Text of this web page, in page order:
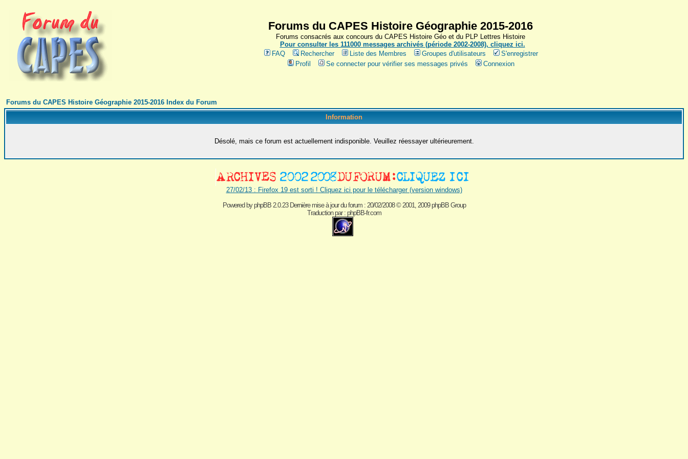
Forums du CAPES Histoire Géographie 2015-2016
Forums consacrés aux concours du CAPES Histoire Géo et du PLP Lettres Histoire
Pour consulter les 111000 messages archivés (période 2002-2008), cliquez ici.
FAQ
Rechercher Liste des Membres Groupes d'utilisateurs
S'enregistrer
Profil
Se connecter pour vérifier ses messages privés Connexion
Forums du CAPES Histoire Géographie 2015-2016 Index du Forum
Information
Désolé, mais ce forum est actuellement indisponible. Veuillez réessayer ultérieurement.
27/02/13 : Firefox 19 est sorti ! Cliquez ici pour le télécharger (version windows)
Powered byphpBB 2.0.23 Dernière mise à jour du forum : 20/02/2008© 2001, 2009 phpBB Group
Traduction par : phpBB-fr.com